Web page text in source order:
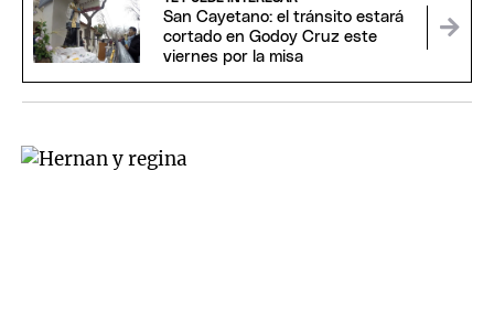
San Cayetano: el tránsito estará
cortado en Godoy Cruz este
viernes por la misa